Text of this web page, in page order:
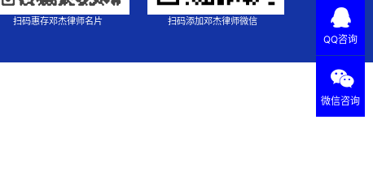
扫码惠存邓杰律师名片 扫码添加邓杰律师微信
QQ咨询
微信咨询